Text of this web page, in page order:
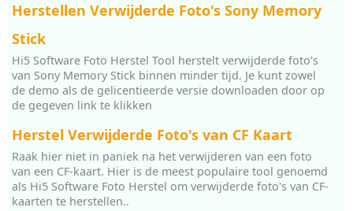
Herstellen Verwijderde Foto's Sony Memory
Stick
Hi5 Software Foto Herstel Tool herstelt verwijderde foto's
van Sony Memory Stick binnen minder tijd. Je kunt zowel
de demo als de gelicentieerde versie downloaden door op
de gegeven link te klikken
Herstel Verwijderde Foto's van CF Kaart
Raak hier niet in paniek na het verwijderen van een foto
van een CF-kaart. Hier is de meest populaire tool genoemd
als Hi5 Software Foto Herstel om verwijderde foto's van CF-
kaarten te herstellen..